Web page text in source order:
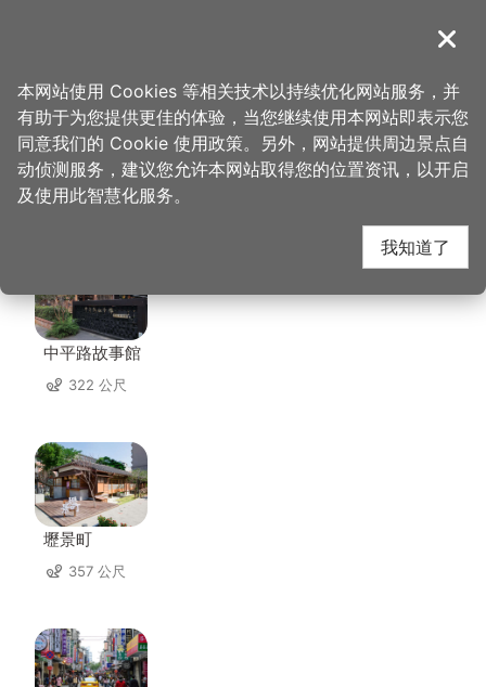
導覽
首页 > 想去的地方 > 住宿 > 佳美旅馆
佳美旅馆 周边景点
中平路故事館
322 公尺
壢景町
357 公尺
关闭
本网站使用 Cookies 等相关技术以持续优化网站服务，并
有助于为您提供更佳的体验，当您继续使用本网站即表示您
同意我们的 Cookie 使用政策。另外，网站提供周边景点自
动侦测服务，建议您允许本网站取得您的位置资讯，以开启
及使用此智慧化服务。
我知道了